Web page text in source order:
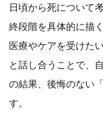
日頃から死について
終段階を具体的に描
医療やケアを受けた
と話し合うことで、
の結果、後悔のない
す。